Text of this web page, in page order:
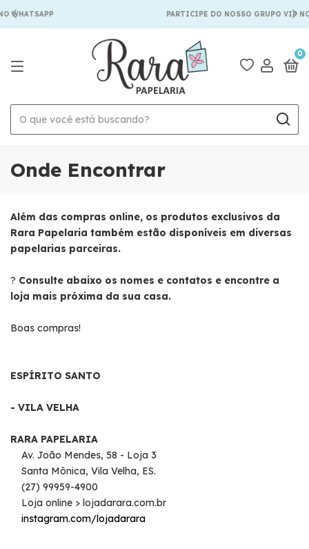
WHATSAPP PARTICIPE DO NOSSO GRUPO VIP
0
Onde Encontrar
Além das compras online, os produtos exclusivos da
Rara Papelaria também estão disponíveis em diversas
papelarias parceiras.
? Consulte abaixo os nomes e contatos e encontre a
loja mais próxima da sua casa.
Boas compras!
ESPÍRITO SANTO
- VILA VELHA
RARA PAPELARIA
Av. João Mendes, 58 - Loja 3
Santa Mônica, Vila Velha, ES.
(27) 99959-4900
Loja online > lojadarara.com.br
instagram.com/lojadarara